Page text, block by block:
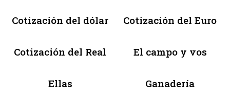
Cotización del dólar Cotización del Euro
Cotización del Real El campo y vos
Ellas Ganadería